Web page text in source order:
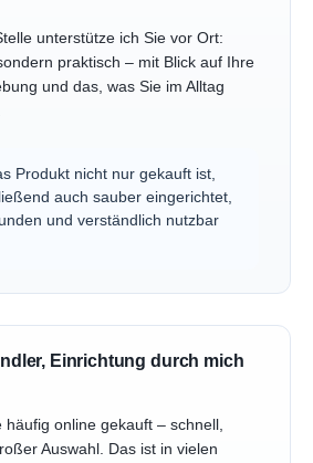
unterstütze ich Sie vor Ort:
praktisch – mit Blick auf Ihre
und das, was Sie im Alltag
Produkt nicht nur gekauft ist,
auch sauber eingerichtet,
und verständlich nutzbar
Einrichtung durch mich
online gekauft – schnell,
Auswahl. Das ist in vielen